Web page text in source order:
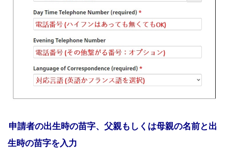
申請者の出生時の苗字、父親もしくは母親の名前と出
生時の苗字を入力